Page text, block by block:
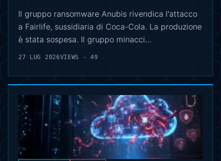
Il gruppo ransomware Anubis rivendica l'attacco
a Fairlife, sussidiaria di Coca-Cola. La produzione
è stata sospesa. Il gruppo minacci…
27 LUG 2026VIEWS - 49